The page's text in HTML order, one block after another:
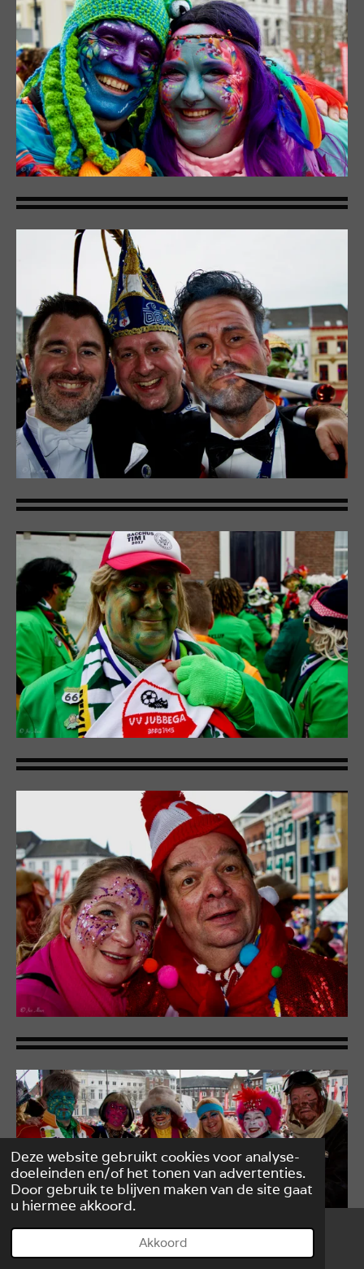
Deze website gebruikt cookies voor analyse-
doeleinden en/of het tonen van advertenties.
Door gebruik te blijven maken van de site gaat
u hiermee akkoord.
Akkoord